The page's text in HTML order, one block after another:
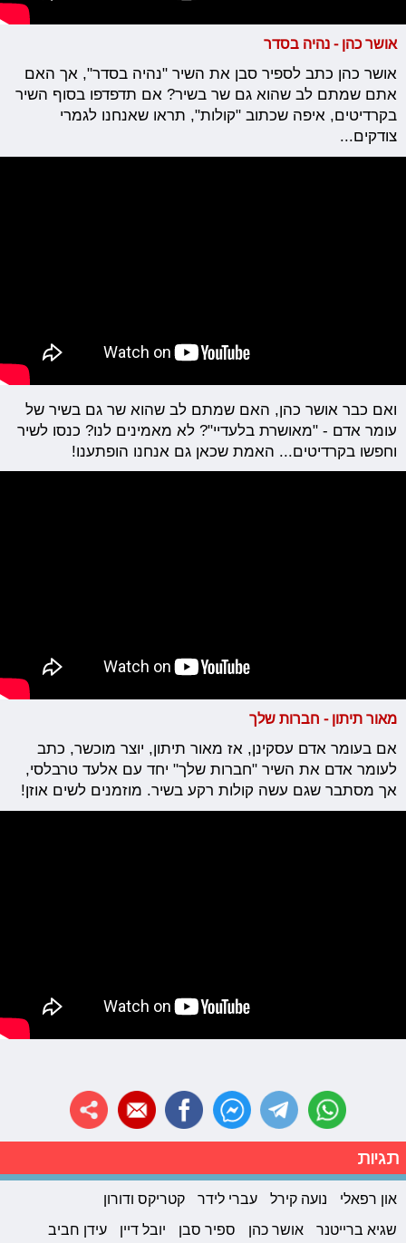
אושר כהן - נהיה בסדר
אושר כהן כתב לספיר סבן את השיר "נהיה בסדר", אך האם
אתם שמתם לב שהוא גם שר בשיר? אם תדפדפו בסוף השיר
בקרדיטים, איפה שכתוב "קולות", תראו שאנחנו לגמרי
צודקים...
ואם כבר אושר כהן, האם שמתם לב שהוא שר גם בשיר של
עומר אדם - "מאושרת בלעדיי"? לא מאמינים לנו? כנסו לשיר
וחפשו בקרדיטים... האמת שכאן גם אנחנו הופתענו!
מאור תיתון - חברות שלך
אם בעומר אדם עסקינן, אז מאור תיתון, יוצר מוכשר, כתב
לעומר אדם את השיר "חברות שלך" יחד עם אלעד טרבלסי,
אך מסתבר שגם עשה קולות רקע בשיר. מוזמנים לשים אוזן!
תגיות
און רפאלי נועה קירל עברי לידר
קטריקס ודורון
שגיא ברייטנר
אושר כהן ספיר סבן יובל דיין עידן חביב